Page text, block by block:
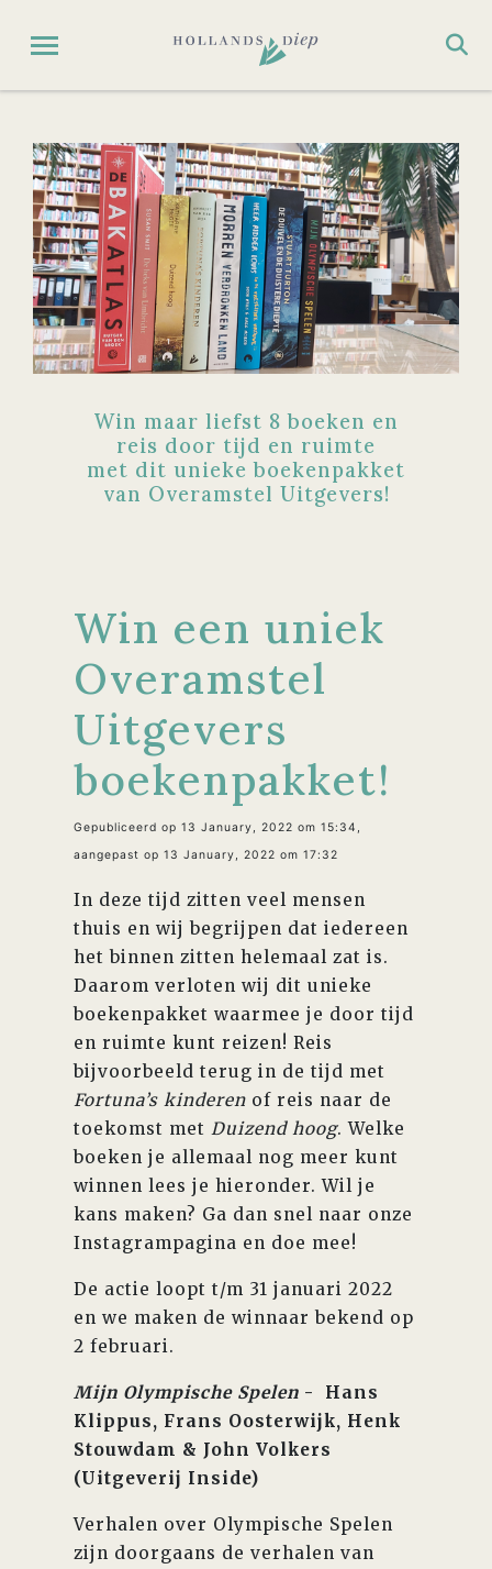
Win maar liefst 8 boeken en
reis door tijd en ruimte
met dit unieke boekenpakket
van Overamstel Uitgevers!
Win een uniek
Overamstel
Uitgevers
boekenpakket!
Gepubliceerd op 13 January, 2022 om 15:34,
aangepast op 13 January, 2022 om 17:32
In deze tijd zitten veel mensen
thuis en wij begrijpen dat iedereen
het binnen zitten helemaal zat is.
Daarom verloten wij dit unieke
boekenpakket waarmee je door tijd
en ruimte kunt reizen! Reis
bijvoorbeeld terug in de tijd met
Fortuna’s kinderen of reis naar de
toekomst met Duizend hoog. Welke
boeken je allemaal nog meer kunt
winnen lees je hieronder. Wil je
kans maken? Ga dan snel naar onze
Instagrampagina en doe mee!
De actie loopt t/m 31 januari 2022
en we maken de winnaar bekend op
2 februari.
Mijn Olympische Spelen - Hans
Klippus, Frans Oosterwijk, Henk
Stouwdam & John Volkers
(Uitgeverij Inside)
Verhalen over Olympische Spelen
zijn doorgaans de verhalen van